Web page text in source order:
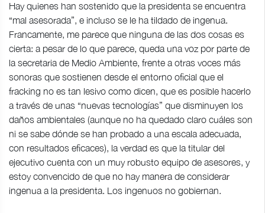
Hay quienes han sostenido que la presidenta se encuentra
“mal asesorada”, e incluso se le ha tildado de ingenua.
Francamente, me parece que ninguna de las dos cosas es
cierta: a pesar de lo que parece, queda una voz por parte de
la secretaria de Medio Ambiente, frente a otras voces más
sonoras que sostienen desde el entorno oficial que el
fracking no es tan lesivo como dicen, que es posible hacerlo
a través de unas “nuevas tecnologías” que disminuyen los
daños ambientales (aunque no ha quedado claro cuáles son
ni se sabe dónde se han probado a una escala adecuada,
con resultados eficaces), la verdad es que la titular del
ejecutivo cuenta con un muy robusto equipo de asesores, y
estoy convencido de que no hay manera de considerar
ingenua a la presidenta. Los ingenuos no gobiernan.